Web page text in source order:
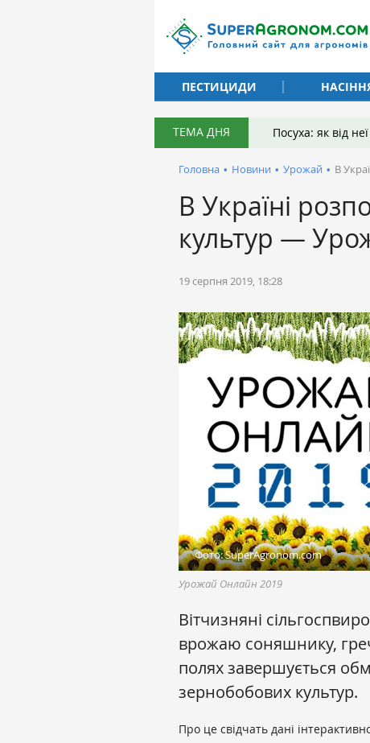
ПЕСТИЦИДИ
ТЕМА ДНЯ Посуха: як від
Головна • Новини • Урожай • В
В Україні
культур —
19 серпня 2019, 18:28
Фото: SuperAgronom.com
Урожай Онлайн 2019
Вітчизняні
врожаю соняшнику,
полях завершується
зернобобових культур.
Про це свідчать дані